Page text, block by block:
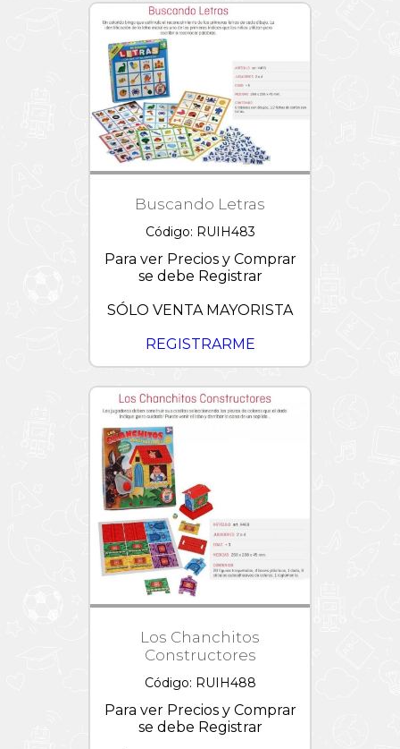
Buscando Letras
Código: RUIH483
Para ver Precios y Comprar
se debe Registrar
SÓLO VENTA MAYORISTA
REGISTRARME
Los Chanchitos
Constructores
Código: RUIH488
Para ver Precios y Comprar
se debe Registrar